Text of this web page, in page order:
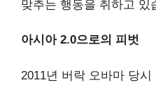
맞추는 행동을 취하고 있
아시아 2.0으로의 피벗
2011년 버락 오바마 당시